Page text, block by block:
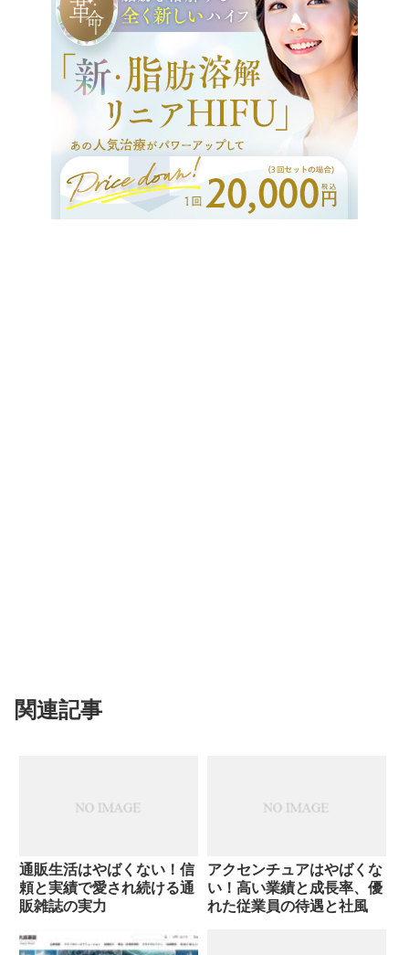
関連記事
通販生活はやばくない！信
頼と実績で愛され続ける通
販雑誌の実力
アクセンチュアはやばくな
い！高い業績と成長率、優
れた従業員の待遇と社風